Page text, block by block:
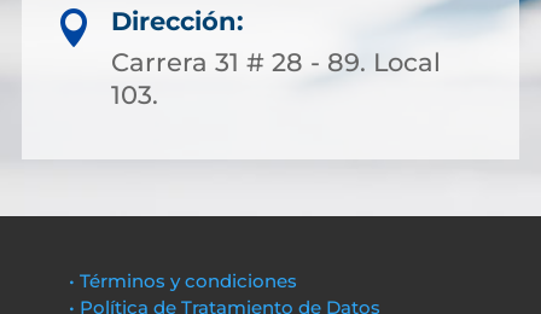

Dirección:
Carrera 31 # 28 - 89. Local
103.
• Términos y condiciones
• Política de Tratamiento de Datos